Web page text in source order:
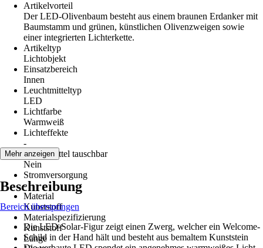
Artikelvorteil
Der LED-Olivenbaum besteht aus einem braunen Erdanker mit
Baumstamm und grünen, künstlichen Olivenzweigen sowie
einer integrierten Lichterkette.
Artikeltyp
Lichtobjekt
Einsatzbereich
Innen
Leuchtmitteltyp
LED
Lichtfarbe
Warmweiß
Lichteffekte
-
Leuchtmittel tauschbar
Nein
Stromversorgung
-
Material
Kunststoff
Materialspezifizierung
Kunststoff
Länge
Mehr anzeigen
Beschreibung
Bereich überspringen
Die LED-Solar-Figur zeigt einen Zwerg, welcher ein Welcome-
Schild in der Hand hält und besteht aus bemaltem Kunststein